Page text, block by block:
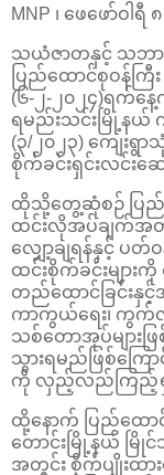
MNP ၊ ဖေဖော်ဝါရီ ၈
သယံဇာတနှင့် သဘာဝ
ပြည်ထောင်စုဝန်ကြီ
(၆-၂-၂၀၂၄)ရက်နေ့
ရမည်းသင်းမြို့နယ်
(၃/၂၀၂၃) ကျေးရွ
စိုက်ခင်းရှင်းလင်း
ထိုသို့တွေ့ဆုံစဉ် ပြည်ထ
ထင်းလိုအပ်ချက်အ
လျှော့ချရန်နှင့် ပတ်
ထင်းစိုက်ခင်းများ
တည်ထောင်ခြင်းနှ
ကာကွယ်ရေး၊ ကွက်
သစ်တောအုပ်များဖ
သွားရမည်ဖြစ်ကြောင်
ကို လှည့်လည်ကြည့်ရှု
ထို့နောက် ပြည်ထော
တောင်းမြို့နယ် မြို
အတွင်း စိုက်ပျိုးထာ